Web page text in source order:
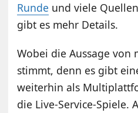
Runde und viele
gibt es mehr Details.
Wobei die Aussage von
stimmt, denn es gibt
weiterhin als
die Live-Service-Spiele.